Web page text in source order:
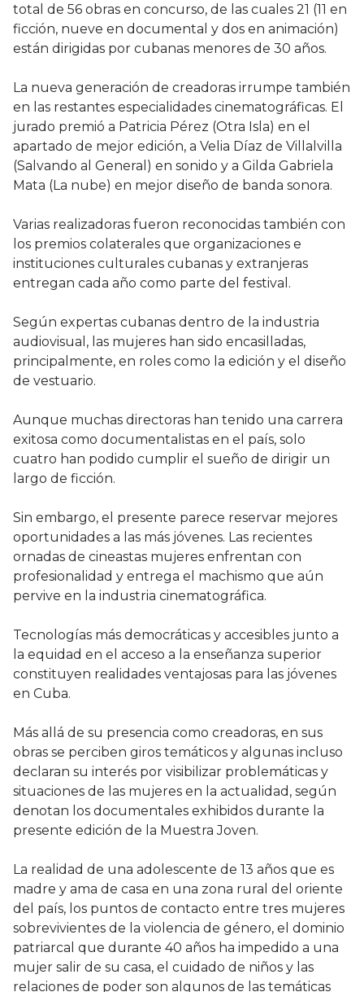
total de 56 obras en concurso, de las cuales 21 (11 en
ficción, nueve en documental y dos en animación)
están dirigidas por cubanas menores de 30 años.
La nueva generación de creadoras irrumpe también
en las restantes especialidades cinematográficas. El
jurado premió a Patricia Pérez (Otra Isla) en el
apartado de mejor edición, a Velia Díaz de Villalvilla
(Salvando al General) en sonido y a Gilda Gabriela
Mata (La nube) en mejor diseño de banda sonora.
Varias realizadoras fueron reconocidas también con
los premios colaterales que organizaciones e
instituciones culturales cubanas y extranjeras
entregan cada año como parte del festival.
Según expertas cubanas dentro de la industria
audiovisual, las mujeres han sido encasilladas,
principalmente, en roles como la edición y el diseño
de vestuario.
Aunque muchas directoras han tenido una carrera
exitosa como documentalistas en el país, solo
cuatro han podido cumplir el sueño de dirigir un
largo de ficción.
Sin embargo, el presente parece reservar mejores
oportunidades a las más jóvenes. Las recientes
ornadas de cineastas mujeres enfrentan con
profesionalidad y entrega el machismo que aún
pervive en la industria cinematográfica.
Tecnologías más democráticas y accesibles junto a
la equidad en el acceso a la enseñanza superior
constituyen realidades ventajosas para las jóvenes
en Cuba.
Más allá de su presencia como creadoras, en sus
obras se perciben giros temáticos y algunas incluso
declaran su interés por visibilizar problemáticas y
situaciones de las mujeres en la actualidad, según
denotan los documentales exhibidos durante la
presente edición de la Muestra Joven.
La realidad de una adolescente de 13 años que es
madre y ama de casa en una zona rural del oriente
del país, los puntos de contacto entre tres mujeres
sobrevivientes de la violencia de género, el dominio
patriarcal que durante 40 años ha impedido a una
mujer salir de su casa, el cuidado de niños y las
relaciones de poder son algunos de las temáticas